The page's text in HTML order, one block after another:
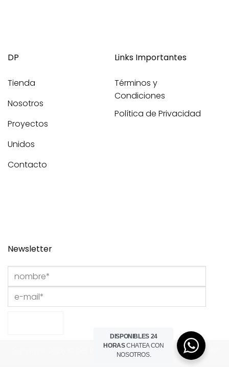
DP
Tienda
Nosotros
Proyectos
Unidos
Contacto
Links Importantes
Términos y
Condiciones
Política de Privacidad
Newsletter
Copyright 2026 © Del Portillo Studio I Powered byTHE HINT
DISPONIBLES 24
HORASCHATEA CON
NOSOTROS.